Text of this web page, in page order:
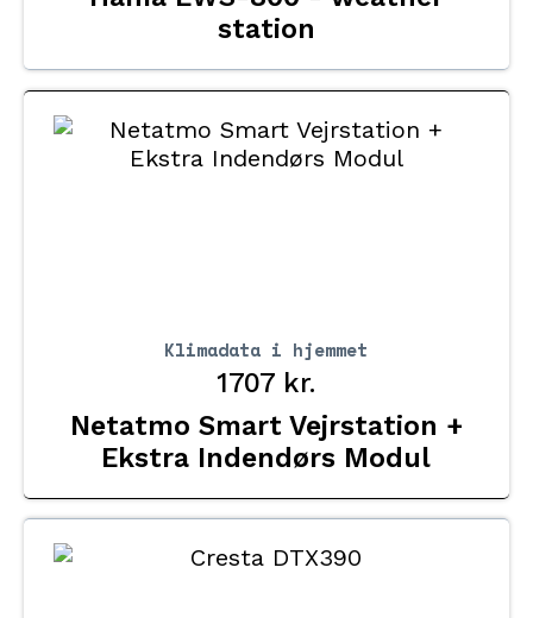
station
Klimadata i hjemmet
Netatmo Smart Vejrstation +
Ekstra Indendørs Modul
1707 kr.